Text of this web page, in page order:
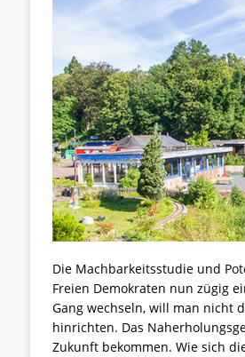
Die Machbarkeitsstudie und
Freien Demokraten nun zügig
Gang wechseln, will man nicht
hinrichten. Das
Zukunft bekommen. Wie sich